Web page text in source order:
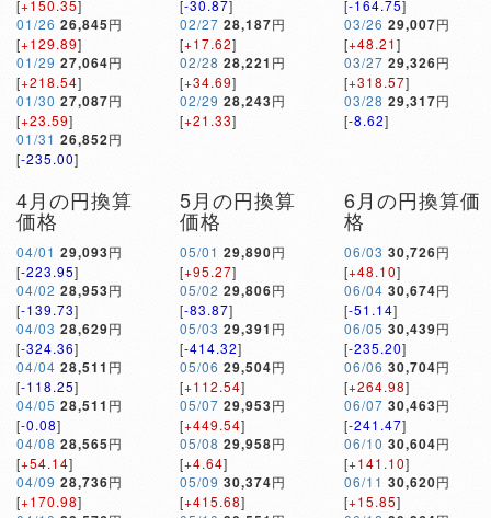
[+150.35]
01/26 26,845円
[+129.89]
01/29 27,064円
[+218.54]
01/30 27,087円
[+23.59]
01/31 26,852円
[-235.00]
[-30.87]
02/27 28,187円
[+17.62]
02/28 28,221 円
[+34.69]
02/29 28,243円
[+21.33]
[-164.75]
03/26 29,007円
[+48.21]
03/27 29,326円
[+318.57]
03/28 29,317円
[-8.62]
4月の円換算
価格
04/01 29,093円
[-223.95]
04/02 28,953円
[-139.73]
04/03 28,629円
[-324.36]
04/04 28,511 円
[-118.25]
04/05 28,511 円
[-0.08]
04/08 28,565円
[+54.14]
04/09 28,736円
[+170.98]
5月の円換算
価格
05/01 29,890円
[+95.27]
05/02 29,806円
[-83.87]
05/03 29,391 円
[-414.32]
05/06 29,504円
[+112.54]
05/07 29,953円
[+449.54]
05/08 29,958円
[+4.64]
05/09 30,374円
[+415.68]
6月の円換算価
格
06/03 30,726円
[+48.10]
06/04 30,674円
[-51.14]
06/05 30,439円
[-235.20]
06/06 30,704円
[+264.98]
06/07 30,463円
[-241.47]
06/10 30,604円
[+141.10]
06/11 30,620円
[+15.85]